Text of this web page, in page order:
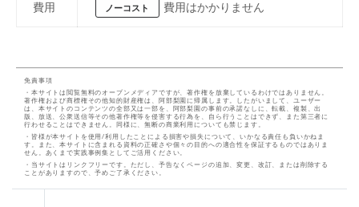
費用 ノーコスト 費用はかかりません
免責事項
・本サイトは閲覧無料のオープンメディアですが、著作権を放棄しているわけではありません。
著作権および商標権その他知的財産権は、阿部梨園に帰属します。したがいまして、ユーザー
は、本サイトのコンテンツの全部又は一部を、阿部梨園の事前の承諾なしに、転載、複製、出
版、放送、公衆送信等その他著作権等を侵害する行為を、自ら行うことはできず、また第三者に
行わせることはできません。同様に、無断の商業利用についても禁じます。
・皆様が本サイトを使用/利用したことによる損害や損失について、いかなる責任も負いかねま
す。また、本サイトに含まれる資料の正確さや個々の目的への適合性を保証するものではありま
せん。あくまで実践事例集としてご活用ください。
・当サイトはリンクフリーです。ただし、予告なくページの追加、変更、改訂、または削除する
ことがありますので、予めご了承ください。